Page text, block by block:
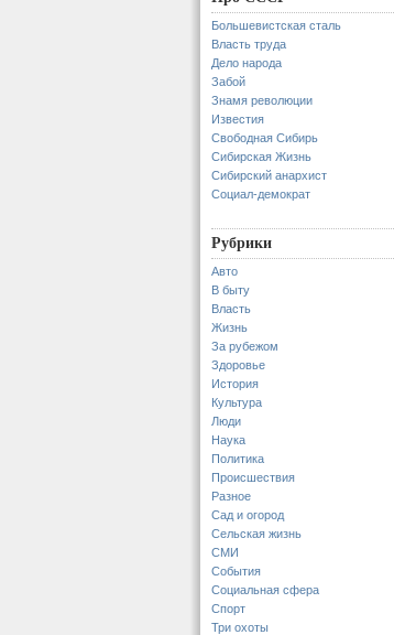
Большевистская сталь
Власть труда
Дело народа
Забой
Знамя революции
Известия
Свободная Сибирь
Сибирская Жизнь
Сибирский анархист
Социал-демократ
Рубрики
Авто
В быту
Власть
Жизнь
За рубежом
Здоровье
История
Культура
Люди
Наука
Политика
Происшествия
Разное
Сад и огород
Сельская жизнь
СМИ
События
Социальная сфера
Спорт
Три охоты